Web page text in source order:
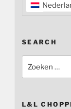
SEARCH
naar:
L&L